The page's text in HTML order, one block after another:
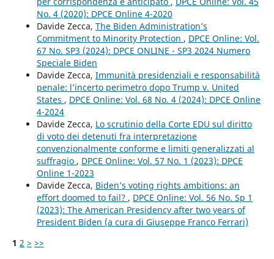
No. 4 (2020): DPCE Online 4-2020
Davide Zecca, The Biden Administration’s
Commitment to Minority Protection , DPCE Online: Vol.
67 No. SP3 (2024): DPCE ONLINE - SP3 2024 Numero
Speciale Biden
Davide Zecca, Immunità presidenziali e responsabilità
penale: l’incerto perimetro dopo Trump v. United
States , DPCE Online: Vol. 68 No. 4 (2024): DPCE Online
4-2024
Davide Zecca, Lo scrutinio della Corte EDU sul diritto
di voto dei detenuti fra interpretazione
convenzionalmente conforme e limiti generalizzati al
suffragio , DPCE Online: Vol. 57 No. 1 (2023): DPCE
Online 1-2023
Davide Zecca, Biden’s voting rights ambitions: an
effort doomed to fail? , DPCE Online: Vol. 56 No. Sp 1
(2023): The American Presidency after two years of
President Biden (a cura di Giuseppe Franco Ferrari)
1 2 > >>